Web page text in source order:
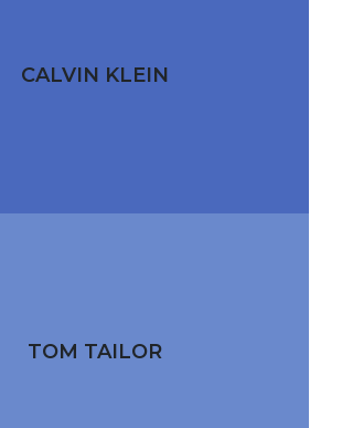
CALVIN KLEIN
TOM TAILOR